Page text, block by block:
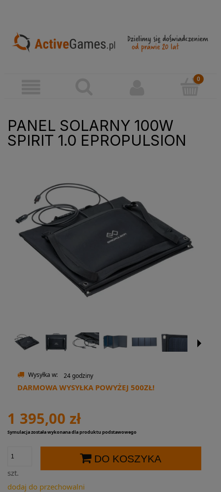
PANEL SOLARNY 100W
SPIRIT 1.0 EPROPULSION
Wysyłka w: 24 godziny
DARMOWA WYSYŁKA POWYŻEJ 500ZŁ!
1 395,00 zł
Symulacja została wykonana dla produktu podstawowego
szt.
DO KOSZYKA
dodaj do przechowalni